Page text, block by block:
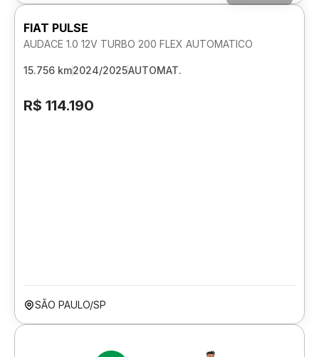
FIAT PULSE
AUDACE 1.0 12V TURBO 200 FLEX AUTOMATICO
15.756 km2024/2025AUTOMAT.
R$ 114.190
SÃO PAULO/SP